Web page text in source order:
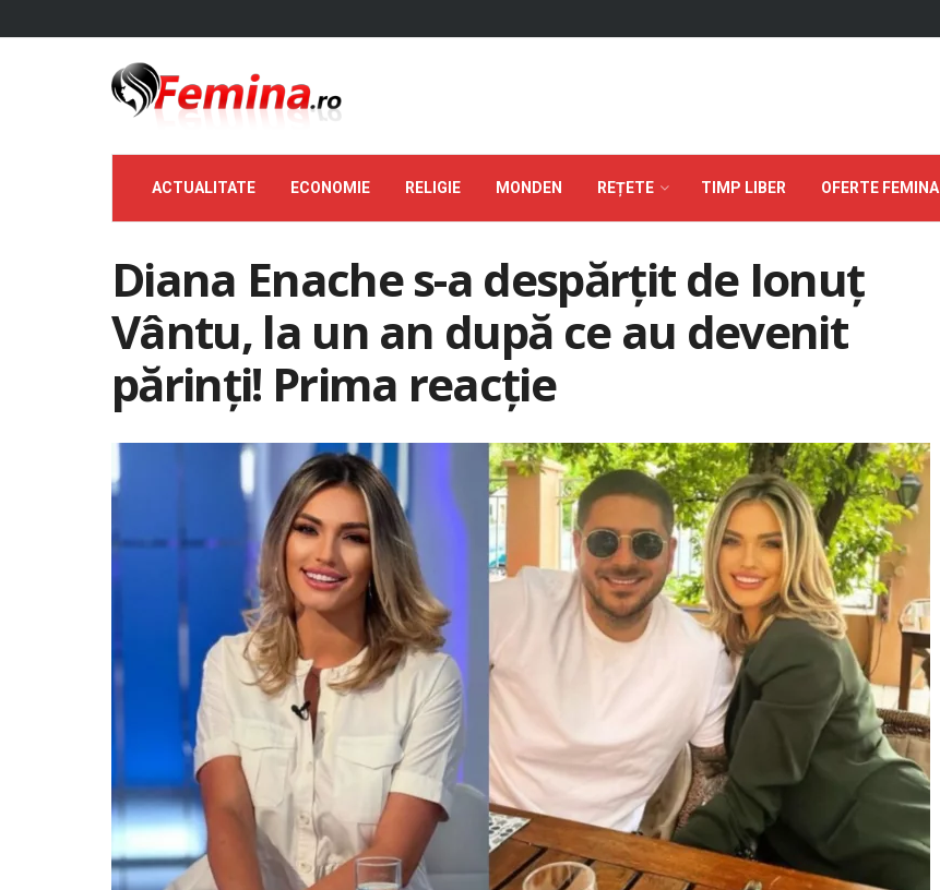
ACTUALITATE ECONOMIE RELIGIE MONDEN REȚETE TIMP LIBER OFERTE FEMINA
Diana Enache s-a despărțit de Ionuț
Vântu, la un an după ce au devenit
părinți! Prima reacție